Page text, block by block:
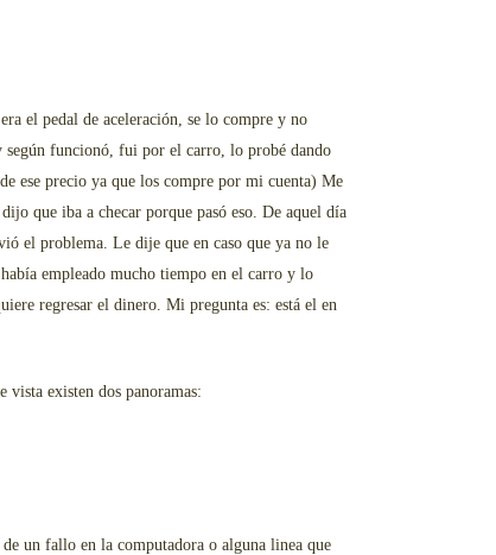
el pedal de aceleración, se lo compre y no
según funcionó, fui por el carro, lo probé dando
ese precio ya que los compre por mi cuenta) Me
que iba a checar porque pasó eso. De aquel día
el problema. Le dije que en caso que ya no le
empleado mucho tiempo en el carro y lo
regresar el dinero. Mi pregunta es: está el en
vista existen dos panoramas:
un fallo en la computadora o alguna linea que